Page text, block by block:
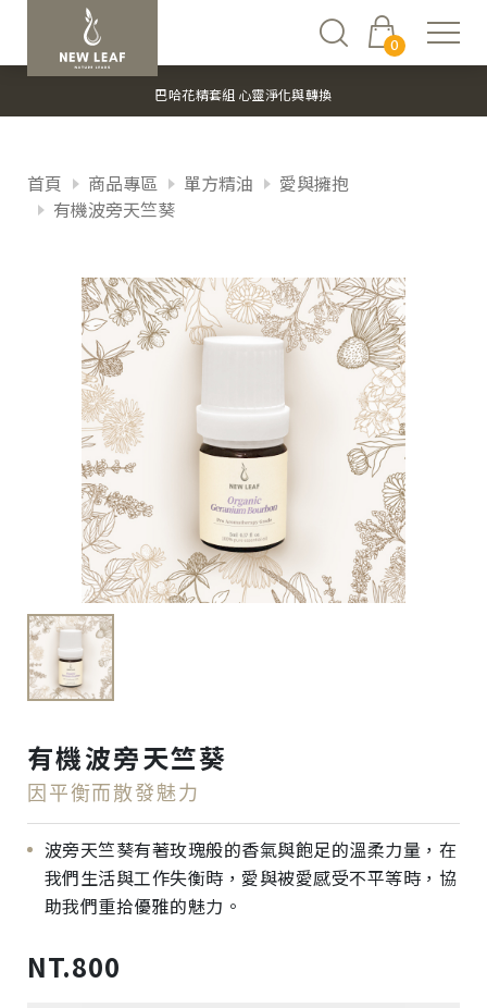
0
巴哈花精套組 心靈淨化與轉換
首頁 商品專區 單方精油
愛與擁抱
有機波旁天竺葵
有機波旁天竺葵
因平衡而散發魅力
波旁天竺葵有著玫瑰般的香氣與飽足的溫柔力量，在
我們生活與工作失衡時，愛與被愛感受不平等時，協
助我們重拾優雅的魅力。
NT.800